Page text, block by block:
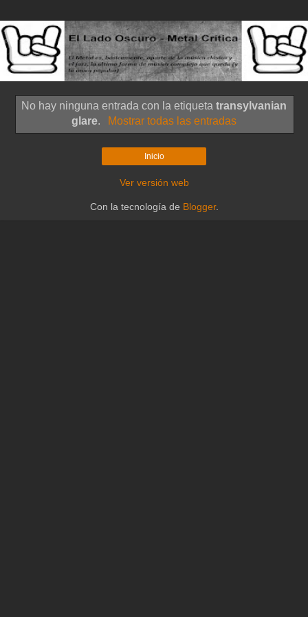
No hay ninguna entrada con la etiqueta transylvanian
glare. Mostrar todas las entradas
Inicio
Ver versión web
Con la tecnología de Blogger.